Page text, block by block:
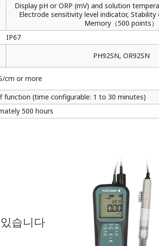
Display pH or ORP (mV) and solution
Electrode sensitivity level indicator,
Memory（500 points）
IP67
PH92SN, OR92SN
cm or more
function (time configurable: 1 to 30 minutes)
500 hours
습니다